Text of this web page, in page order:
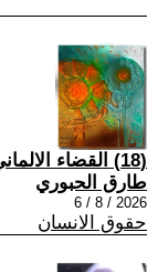
(18) القضاء الالماني : انها حقوق طفولة فلا تقتلوها
طارق الحبوري
2026 / 8 / 6
حقوق الانسان